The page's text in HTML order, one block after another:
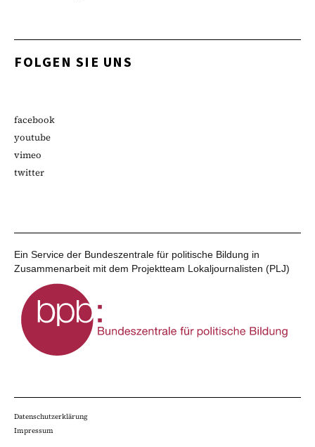
FOLGEN SIE UNS
facebook
youtube
vimeo
twitter
Ein Service der Bundeszentrale für politische Bildung in
Zusammenarbeit mit dem Projektteam Lokaljournalisten (PLJ)
Datenschutzerklärung
Impressum